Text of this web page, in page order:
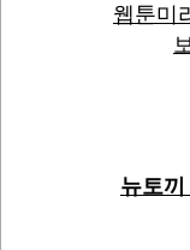
웹툰미
뉴토